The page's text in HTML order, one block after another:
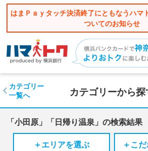
はまＰａｙタッチ決済終了にともなうハマ
ついてのお知らせ
カテゴリーから探
カテゴリー
一覧へ
「小田原」「日帰り温泉」の検索結果
＋エリアを選ぶ
＋こ